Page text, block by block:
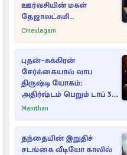
ஊர்வசியின் மகள்
தேஜாலட்சுமி..
Cineulagam
புதன்–சுக்கிரன்
சேர்க்கையால் லாப
திருஷ்டி யோகம்:
அதிர்ஷ்டம் பெறும் டாப் 3
ராசிகள்!
Manithan
தந்தையின் இறுதிச்
சடங்கை வீடியோ காலில்